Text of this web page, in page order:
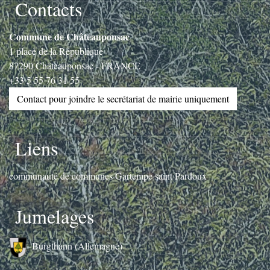
Contacts
Commune de Châteauponsac
1 place de la République
87290 Châteauponsac - FRANCE
+33 5 55 76 31 55
Contact pour joindre le secrétariat de mairie uniquement
Liens
communauté de communes Gartempe saint Pardoux
Jumelages
Burgthann (Allemagne)